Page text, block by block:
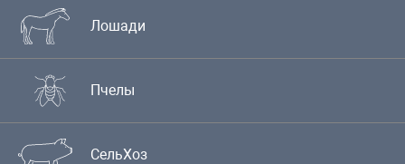
Лошади
Пчелы
СельХоз